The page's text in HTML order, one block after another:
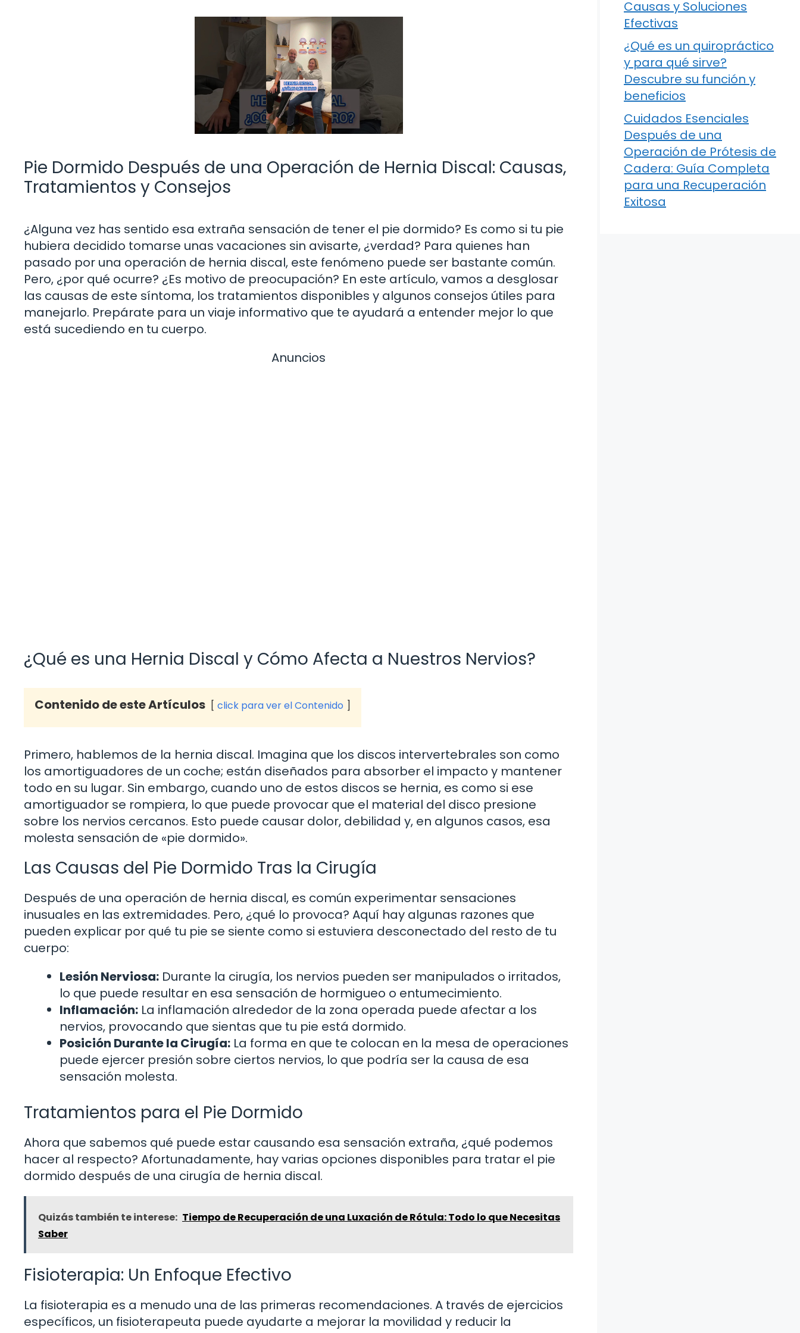
Pie Dormido Después de una Operación de Hernia Discal: Causas,
Tratamientos y Consejos
¿Alguna vez has sentido esa extraña sensación de tener el pie dormido? Es como si tu pie
hubiera decidido tomarse unas vacaciones sin avisarte, ¿verdad? Para quienes han
pasado por una operación de hernia discal, este fenómeno puede ser bastante común.
Pero, ¿por qué ocurre? ¿Es motivo de preocupación? En este artículo, vamos a desglosar
las causas de este síntoma, los tratamientos disponibles y algunos consejos útiles para
manejarlo. Prepárate para un viaje informativo que te ayudará a entender mejor lo que
está sucediendo en tu cuerpo.
Anuncios
¿Qué es una Hernia Discal y Cómo Afecta a Nuestros Nervios?
Contenido de este Artículos click para ver el Contenido
Primero, hablemos de la hernia discal. Imagina que los discos intervertebrales son como
los amortiguadores de un coche; están diseñados para absorber el impacto y mantener
todo en su lugar. Sin embargo, cuando uno de estos discos se hernia, es como si ese
amortiguador se rompiera, lo que puede provocar que el material del disco presione
sobre los nervios cercanos. Esto puede causar dolor, debilidad y, en algunos casos, esa
molesta sensación de «pie dormido».
Las Causas del Pie Dormido Tras la Cirugía
Después de una operación de hernia discal, es común experimentar sensaciones
inusuales en las extremidades. Pero, ¿qué lo provoca? Aquí hay algunas razones que
pueden explicar por qué tu pie se siente como si estuviera desconectado del resto de tu
cuerpo:
Lesión Nerviosa: Durante la cirugía, los nervios pueden ser manipulados o irritados,
lo que puede resultar en esa sensación de hormigueo o entumecimiento.
Inflamación: La inflamación alrededor de la zona operada puede afectar a los
nervios, provocando que sientas que tu pie está dormido.
Posición Durante la Cirugía: La forma en que te colocan en la mesa de operaciones
puede ejercer presión sobre ciertos nervios, lo que podría ser la causa de esa
sensación molesta.
Tratamientos para el Pie Dormido
Ahora que sabemos qué puede estar causando esa sensación extraña, ¿qué podemos
hacer al respecto? Afortunadamente, hay varias opciones disponibles para tratar el pie
dormido después de una cirugía de hernia discal.
Quizás también te interese: Tiempo de Recuperación de una Luxación de Rótula: Todo lo que Necesitas
Saber
Fisioterapia: Un Enfoque Efectivo
La fisioterapia es a menudo una de las primeras recomendaciones. A través de ejercicios
específicos, un fisioterapeuta puede ayudarte a mejorar la movilidad y reducir la
Causas y Soluciones
Efectivas
¿Qué es un quiropráctico
y para qué sirve?
Descubre su función y
beneficios
Cuidados Esenciales
Después de una
Operación de Prótesis de
Cadera: Guía Completa
para una Recuperación
Exitosa